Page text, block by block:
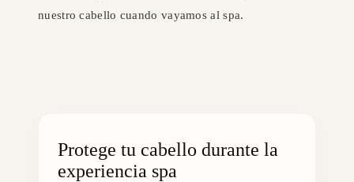
nuestro cabello cuando vayamos al spa.
Protege tu cabello durante la
experiencia spa